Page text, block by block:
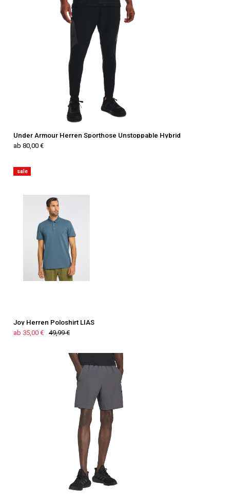
Under Armour Herren Sporthose Unstoppable Hybrid
ab 80,00 €
sale
Joy Herren Poloshirt LIAS
ab 35,00 €
49,99 €